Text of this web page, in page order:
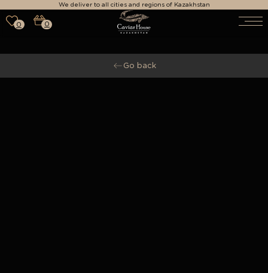
We deliver to all cities and regions of Kazakhstan
0 0
Go back